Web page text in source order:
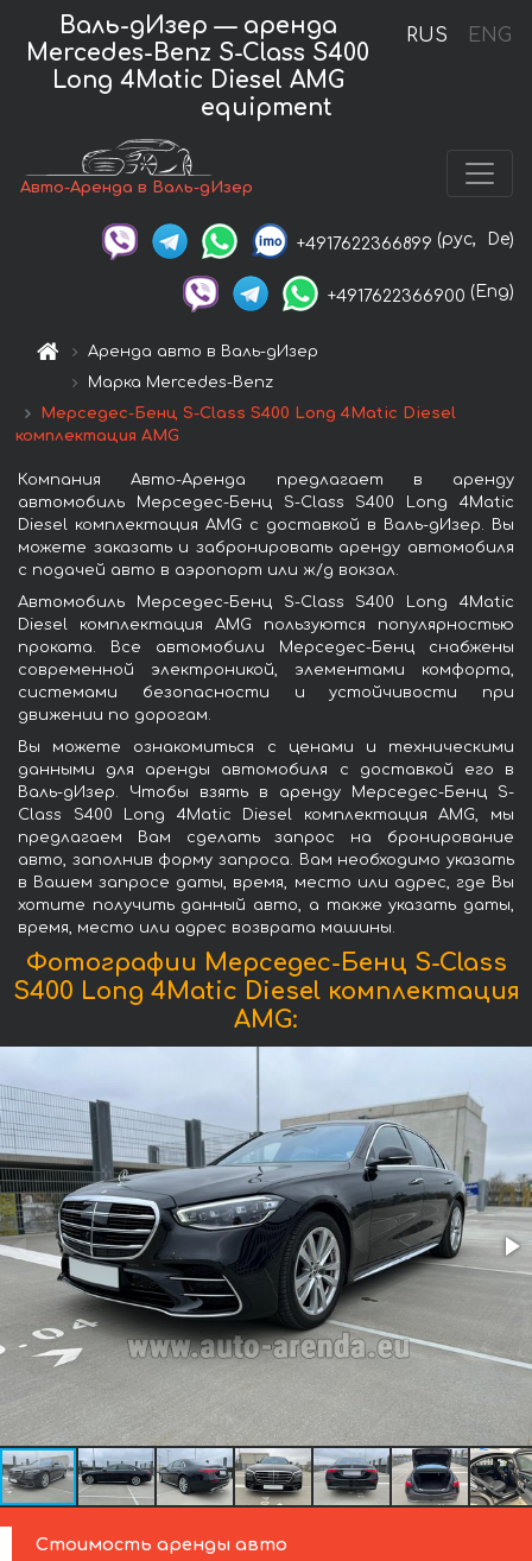
RUS ENG
Валь-дИзер — аренда
Mercedes-Benz S-Class S400
Long 4Matic Diesel AMG
equipment
Авто-Аренда в Валь-дИзер
+4917622366899 (рус, De)
+4917622366900 (Eng)
Аренда авто в Валь-дИзер
Марка Mercedes-Benz
Мерседес-Бенц S-Class S400 Long 4Matic Diesel
комплектация AMG
Компания Авто-Аренда предлагает в аренду
автомобиль Мерседес-Бенц S-Class S400 Long 4Matic
Diesel комплектация AMG с доставкой в Валь-дИзер. Вы
можете заказать и забронировать аренду автомобиля
с подачей авто в аэропорт или ж/д вокзал.
Автомобиль Мерседес-Бенц S-Class S400 Long 4Matic
Diesel комплектация AMG пользуются популярностью
проката. Все автомобили Мерседес-Бенц снабжены
современной электроникой, элементами комфорта,
системами безопасности и устойчивости при
движении по дорогам.
Вы можете ознакомиться с ценами и техническими
данными для аренды автомобиля с доставкой его в
Валь-дИзер. Чтобы взять в аренду Мерседес-Бенц S-
Class S400 Long 4Matic Diesel комплектация AMG, мы
предлагаем Вам сделать запрос на бронирование
авто, заполнив форму запроса. Вам необходимо указать
в Вашем запросе даты, время, место или адрес, где Вы
хотите получить данный авто, а также указать даты,
время, место или адрес возврата машины.
Фотографии Мерседес-Бенц S-Class
S400 Long 4Matic Diesel комплектация
AMG:
Стоимость аренды авто